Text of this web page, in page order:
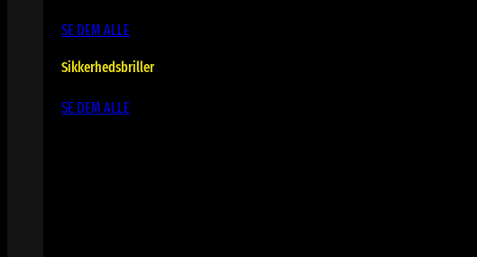
SE DEM ALLE
Sikkerhedsbriller
SE DEM ALLE